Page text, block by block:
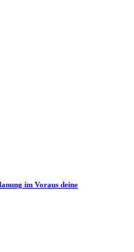
im Voraus deine